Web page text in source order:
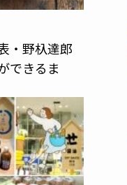
・野杁達郎
できるま